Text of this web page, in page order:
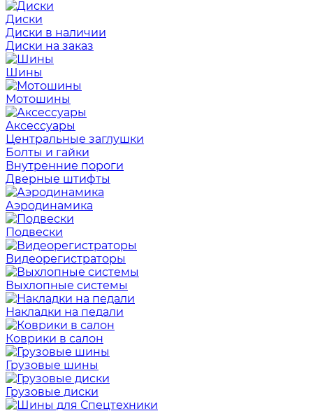
Диски
Диски в наличии
Диски на заказ
Шины
Мотошины
Аксессуары
Центральные заглушки
Болты и гайки
Внутренние пороги
Дверные штифты
Аэродинамика
Подвески
Видеорегистраторы
Выхлопные системы
Накладки на педали
Коврики в салон
Грузовые шины
Грузовые диски